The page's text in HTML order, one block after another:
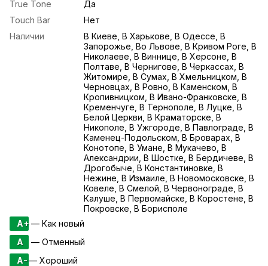
True Tone
Да
Touch Bar
Нет
Наличии
В Киеве, В Харькове, В Одессе, В
Запорожье, Во Львове, В Кривом Роге, В
Николаеве, В Виннице, В Херсоне, В
Полтаве, В Чернигове, В Черкассах, В
Житомире, В Сумах, В Хмельницком, В
Черновцах, В Ровно, В Каменском, В
Кропивницком, В Ивано-Франковске, В
Кременчуге, В Тернополе, В Луцке, В
Белой Церкви, В Краматорске, В
Никополе, В Ужгороде, В Павлограде, В
Каменец-Подольском, В Броварах, В
Конотопе, В Умане, В Мукачево, В
Александрии, В Шостке, В Бердичеве, В
Дрогобыче, В Константиновке, В
Нежине, В Измаиле, В Новомосковске, В
Ковеле, В Смелой, В Червонограде, В
Калуше, В Первомайске, В Коростене, В
Покровске, В Борисполе
A+— Как новый
A
— Отменный
A-— Хороший